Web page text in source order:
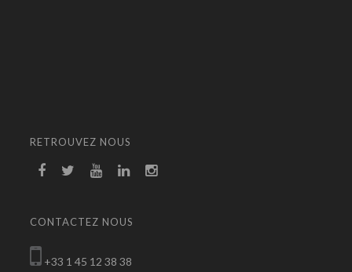
RETROUVEZ NOUS
CONTACTEZ NOUS
+33 1 45 12 38 38